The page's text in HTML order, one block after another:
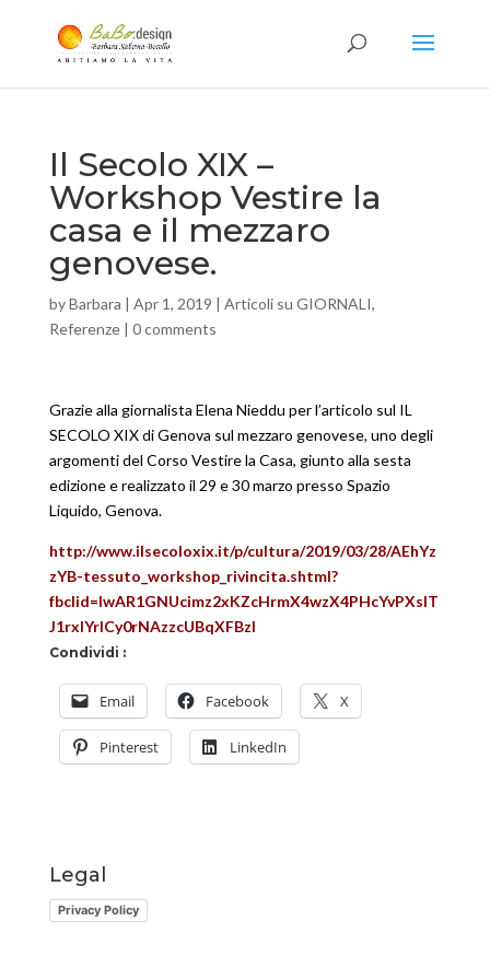
Il Secolo XIX –
Workshop Vestire la
casa e il mezzaro
genovese.
byBarbara | Apr 1, 2019 | Articoli su GIORNALI,
Referenze| 0 comments
Grazie alla giornalista Elena Nieddu per l’articolo sul IL
SECOLO XIX di Genova sul mezzaro genovese, uno degli
argomenti del Corso Vestire la Casa, giunto alla sesta
edizione e realizzato il 29 e 30 marzo presso Spazio
Liquido, Genova.
http://www.ilsecoloxix.it/p/cultura/2019/03/28/AEhYz
zYB-tessuto_workshop_rivincita.shtml?
fbclid=IwAR1GNUcimz2xKZcHrmX4wzX4PHcYvPXslT
J1rxIYrICy0rNAzzcUBqXFBzI
Condividi :
Email Facebook X
Pinterest LinkedIn
Legal
Privacy Policy